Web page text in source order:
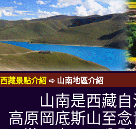
西藏景點介紹➪ 山南地區介紹
山南是西藏自
高原岡底斯山至